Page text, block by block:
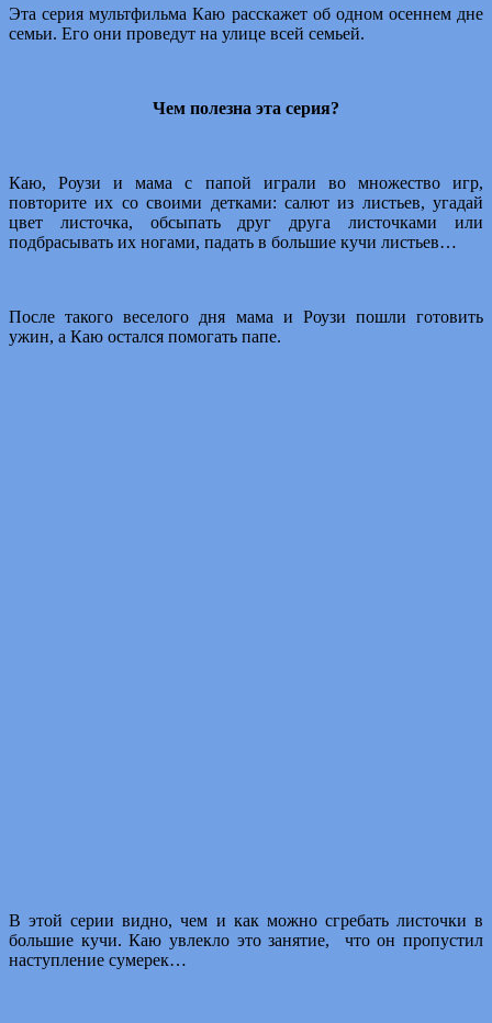
Эта серия мультфильма Каю расскажет об одном осеннем дне
семьи. Его они проведут на улице всей семьей.
Чем полезна эта серия?
Каю, Роузи и мама с папой играли во множество игр,
повторите их со своими детками: салют из листьев, угадай
цвет листочка, обсыпать друг друга листочками или
подбрасывать их ногами, падать в большие кучи листьев…
После такого веселого дня мама и Роузи пошли готовить
ужин, а Каю остался помогать папе.
В этой серии видно, чем и как можно сгребать листочки в
большие кучи. Каю увлекло это занятие, что он пропустил
наступление сумерек…